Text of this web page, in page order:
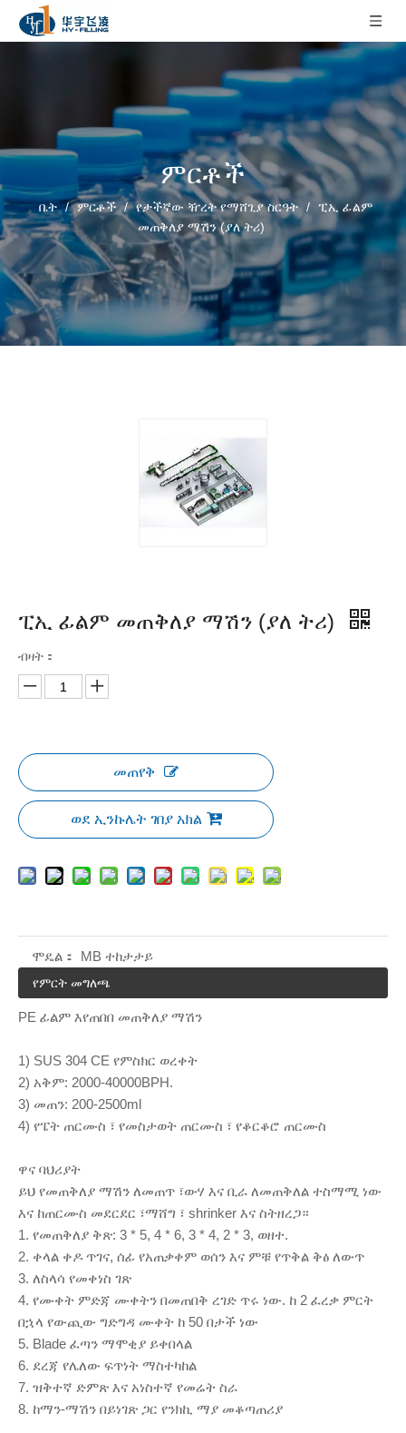
ምርቶች
ቤት / ምርቶች / የታችኛው ዥረት የማሸጊያ ስርዓት / ፒኢ ፊልም
መጠቅለያ ማሽን (ያለ ትሪ)
ፒኢ ፊልም መጠቅለያ ማሽን (ያለ ትሪ)
ብዛት：
መጠየቅ
ወደ ኢንኩሌት ገበያ አክል
ሞዴል： MB ተከታታይ
የምርት መግለጫ
PE ፊልም እየጠበበ መጠቅለያ ማሽን
1) SUS 304 CE የምስክር ወረቀት
2) አቅም: 2000-40000BPH.
3) መጠን: 200-2500ml
4) የፔት ጠርሙስ ፣ የመስታወት ጠርሙስ ፣ የቆርቆሮ ጠርሙስ
ዋና ባህሪያት
ይህ የመጠቅለያ ማሽን ለመጠጥ ፣ውሃ እና ቢራ ለመጠቅለል ተስማሚ ነው
እና ከጠርሙስ መደርደር ፣ማሸግ ፣ shrinker እና ስትዘረጋ።
1. የመጠቅለያ ቅጽ: 3 * 5, 4 * 6, 3 * 4, 2 * 3, ወዘተ.
2. ቀላል ቀዶ ጥገና, ሰፊ የአጠቃቀም ወሰን እና ምቹ የጥቅል ቅፅ ለውጥ
3. ለስላሳ የመቀነስ ገጽ
4. የሙቀት ምድጃ ሙቀትን በመጠበቅ ረገድ ጥሩ ነው. ከ 2 ፈረቃ ምርት
በኋላ የውጪው ግድግዳ ሙቀት ከ 50 በታች ነው
5. Blade ፈጣን ማሞቂያ ይቀበላል
6. ደረጃ የሌለው ፍጥነት ማስተካከል
7. ዝቅተኛ ድምጽ እና አነስተኛ የመሬት ስራ
8. ከማን-ማሽን በይነገጽ ጋር የንክኪ ማያ መቆጣጠሪያ